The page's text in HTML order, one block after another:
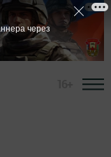
через